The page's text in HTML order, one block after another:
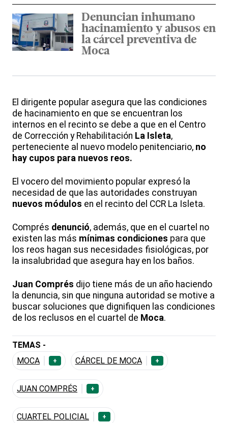
Denuncian inhumano
hacinamiento y abusos en
la cárcel preventiva de
Moca
El dirigente popular asegura que las condiciones
de hacinamiento en que se encuentran los
internos en el recinto se debe a que en el Centro
de Corrección y Rehabilitación La Isleta,
perteneciente al nuevo modelo penitenciario, no
hay cupos para nuevos reos.
El vocero del movimiento popular expresó la
necesidad de que las autoridades construyan
nuevos módulos en el recinto del CCR La Isleta.
Comprés denunció, además, que en el cuartel no
existen las más mínimas condiciones para que
los reos hagan sus necesidades fisiológicas, por
la insalubridad que asegura hay en los baños.
Juan Comprés dijo tiene más de un año haciendo
la denuncia, sin que ninguna autoridad se motive a
buscar soluciones que dignifiquen las condiciones
de los reclusos en el cuartel de Moca.
TEMAS -
MOCA
+ CÁRCEL DE MOCA +
JUAN COMPRÉS +
CUARTEL POLICIAL +